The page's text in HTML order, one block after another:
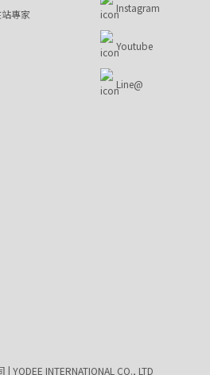
專家
Instagram
Youtube
Line@
YODEE INTERNATIONAL CO., LTD